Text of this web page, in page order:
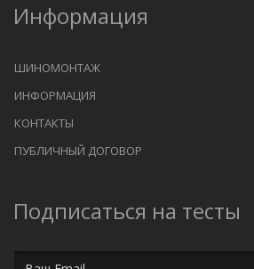
Информация
ШИНОМОНТАЖ
ИНФОРМАЦИЯ
КОНТАКТЫ
ПУБЛИЧНЫЙ ДОГОВОР
Подписаться на тесты